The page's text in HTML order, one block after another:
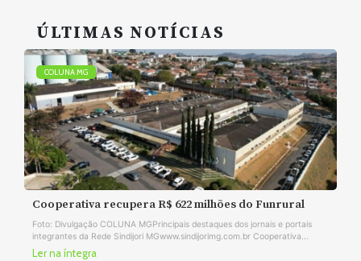
ÚLTIMAS NOTÍCIAS
COLUNA MG
Cooperativa recupera R$ 622 milhões do Funrural
Foto: Divulgação COLUNA MGPrincipais destaques dos jornais e portais
integrantes da Rede Sindijori MGwww.sindijorimg.com.br Cooperativa...
Ler na íntegra